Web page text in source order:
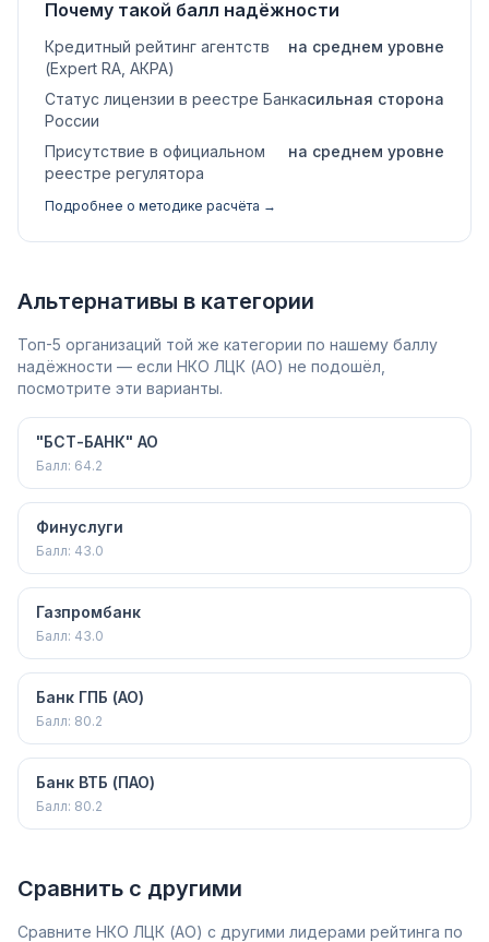
Почему такой балл надёжности
Кредитный рейтинг агентств
(Expert RA, АКРА)
на среднем уровне
Статус лицензии в реестре Банка
России
сильная сторона
Присутствие в официальном
реестре регулятора
на среднем уровне
Подробнее о методике расчёта →
Альтернативы в категории
Топ-5 организаций той же категории по нашему баллу
надёжности — если НКО ЛЦК (АО) не подошёл,
посмотрите эти варианты.
"БСТ-БАНК" АО
Балл: 64.2
Финуслуги
Балл: 43.0
Газпромбанк
Балл: 43.0
Банк ГПБ (АО)
Балл: 80.2
Банк ВТБ (ПАО)
Балл: 80.2
Сравнить с другими
Сравните НКО ЛЦК (АО) с другими лидерами рейтинга по